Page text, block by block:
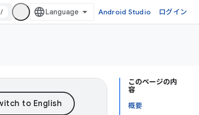
/ Android Studio ログイン
このページの内
容
概要